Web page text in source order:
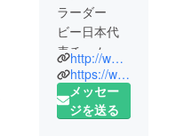
ラーダー
ビー日本代
表チーム
「NINJAPAN
ROLLERS」
です。個性
http://www.mensrollerderbyjapan.com/
https://www.facebook.com/mrdj.web
メッセー
ジを送る